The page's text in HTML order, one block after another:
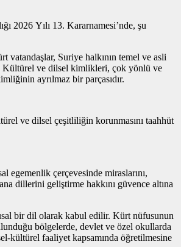
2026 Yılı 13. Kararnamesi’nde, şu
vatandaşlar, Suriye halkının temel ve asli
Kültürel ve dilsel kimlikleri, çok yönlü ve
ayrılmaz bir parçasıdır.
ve dilsel çeşitliliğin korunmasını taahhüt
egemenlik çerçevesinde miraslarını,
dillerini geliştirme hakkını güvence altına
bir dil olarak kabul edilir. Kürt nüfusunun
bölgelerde, devlet ve özel okullarda
kültürel faaliyet kapsamında öğretilmesine